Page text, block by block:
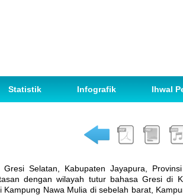
Statistik Infografik Ihwal
Selatan, Kabupaten Jayapura, Provinsi
dengan wilayah tutur bahasa Gresi di
Nawa Mulia di sebelah barat,